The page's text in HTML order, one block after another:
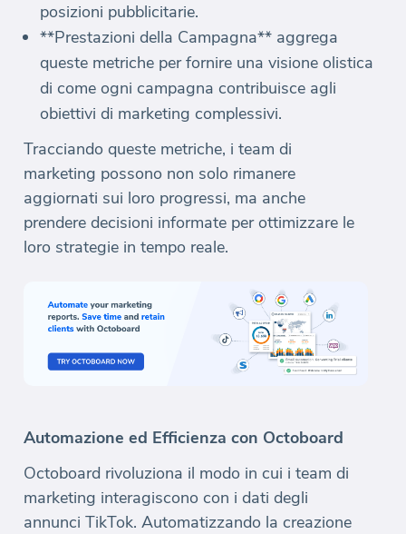
posizioni pubblicitarie.
**Prestazioni della Campagna** aggrega
queste metriche per fornire una visione olistica
di come ogni campagna contribuisce agli
obiettivi di marketing complessivi.
Tracciando queste metriche, i team di
marketing possono non solo rimanere
aggiornati sui loro progressi, ma anche
prendere decisioni informate per ottimizzare le
loro strategie in tempo reale.
Automazione ed Efficienza con Octoboard
Octoboard rivoluziona il modo in cui i team di
marketing interagiscono con i dati degli
annunci TikTok. Automatizzando la creazione